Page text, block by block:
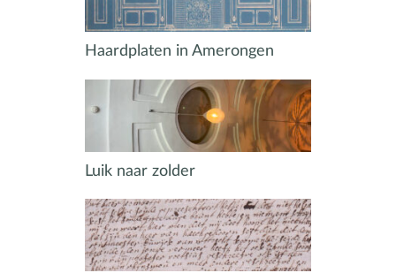
Haardplaten in Amerongen
Luik naar zolder